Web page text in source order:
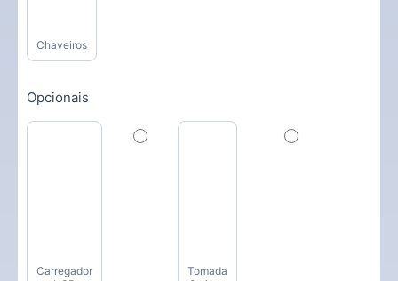
Chaveiros
Opcionais
Carregador
Tomada